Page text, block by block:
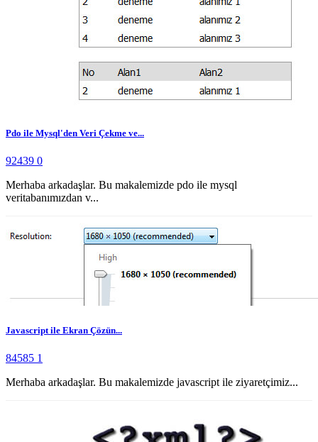
Pdo ile Mysql'den Veri Çekme ve...
92439 0
Merhaba arkadaşlar. Bu makalemizde pdo ile mysql
veritabanımızdan v...
Javascript ile Ekran Çözün...
84585 1
Merhaba arkadaşlar. Bu makalemizde javascript ile ziyaretçimiz...